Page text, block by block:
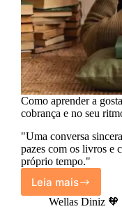
Como aprender a
cobrança e no seu
"Uma conversa
pazes com os livros e
próprio tempo."
Leia mais
Como
aprender
Wellas Diniz 🧡